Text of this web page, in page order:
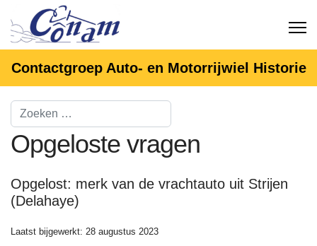
Contactgroep Auto- en Motorrijwiel Historie
Opgeloste vragen
Opgelost: merk van de vrachtauto uit Strijen
(Delahaye)
Laatst bijgewerkt: 28 augustus 2023